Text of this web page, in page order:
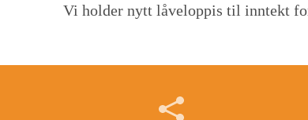
Vi holder nytt låveloppis til inntekt